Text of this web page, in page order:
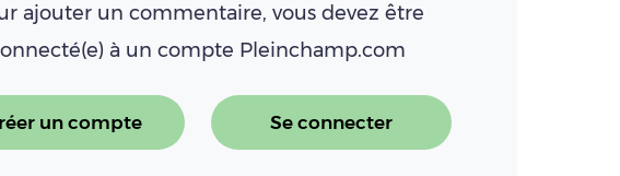
ajouter un commentaire, vous devez être
à un compte Pleinchamp.com
un compte Se connecter